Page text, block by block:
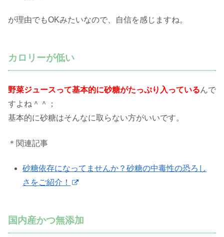
が理由でもOKみたいなので、自信を感じますね。
カロリーが低い
野菜ジュースって基本的に砂糖がたっぷり入っているんで
すよね＾＾；
基本的に砂糖はそんなに取らない方がいいです。
＊関連記事
砂糖依存になってませんか？砂糖の中毒性の恐ろし
さをご紹介！
国内産かつ無添加